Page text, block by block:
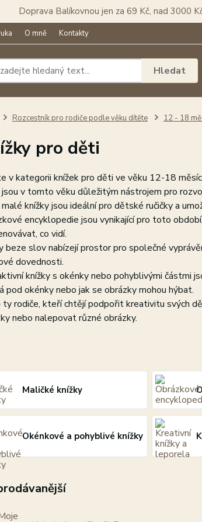
Doprava Balíkovnou jen za 69 Kč, nad 3000
O mně Kontakty
Hledat
Rozcestník pro rodiče podle věku dítěte 12 - 18
pro děti
v kategorii knížek pro děti ve věku 12-18
jsou v tomto věku důležitým nástrojem pro
knížky jsou ideální pro dětské ručičky a
encyklopedie jsou vynikající pro toto
co vidí.
beze slov nabízejí prostor pro společné
dovednosti.
knížky s okénky nebo pohyblivými částmi
pod okénky nebo jak se obrázky mohou hýbat.
ty rodiče, kteří chtějí podpořit kreativitu svých
nebo nalepovat různé obrázky.
Maličké knížky
Okénkové a pohyblivé knížky